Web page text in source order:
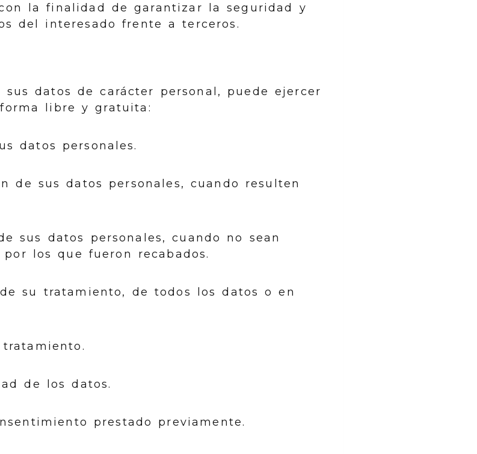
la finalidad de garantizar la seguridad y
del interesado frente a terceros.
datos de carácter personal, puede ejercer
libre y gratuita:
datos personales.
de sus datos personales, cuando resulten
sus datos personales, cuando no sean
los que fueron recabados.
su tratamiento, de todos los datos o en
de los datos.
prestado previamente.